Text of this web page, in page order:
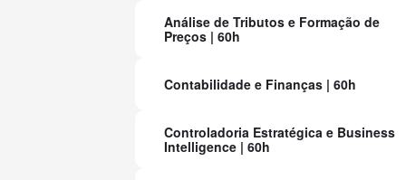
Análise de Tributos e Formação de
Preços | 60h
Contabilidade e Finanças | 60h
Controladoria Estratégica e Business
Intelligence | 60h